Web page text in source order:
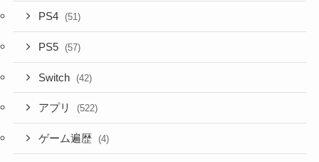
PS4 (51)
PS5 (57)
Switch (42)
アプリ (522)
ゲーム遍歴 (4)